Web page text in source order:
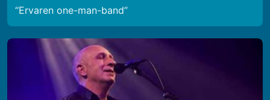
Ervaren one-man-band